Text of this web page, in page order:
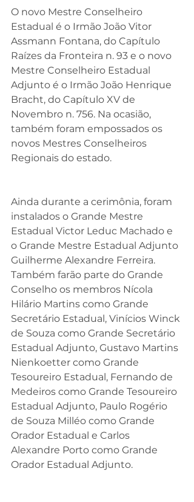
O novo Mestre Conselheiro
Estadual é o Irmão João Vitor
Assmann Fontana, do Capítulo
Raízes da Fronteira n. 93 e o novo
Mestre Conselheiro Estadual
Adjunto é o Irmão João Henrique
Bracht, do Capítulo XV de
Novembro n. 756. Na ocasião,
também foram empossados os
novos Mestres Conselheiros
Regionais do estado.
Ainda durante a cerimônia, foram
instalados o Grande Mestre
Estadual Victor Leduc Machado e
o Grande Mestre Estadual Adjunto
Guilherme Alexandre Ferreira.
Também farão parte do Grande
Conselho os membros Nícola
Hilário Martins como Grande
Secretário Estadual, Vinícios Winck
de Souza como Grande Secretário
Estadual Adjunto, Gustavo Martins
Nienkoetter como Grande
Tesoureiro Estadual, Fernando de
Medeiros como Grande Tesoureiro
Estadual Adjunto, Paulo Rogério
de Souza Milléo como Grande
Orador Estadual e Carlos
Alexandre Porto como Grande
Orador Estadual Adjunto.